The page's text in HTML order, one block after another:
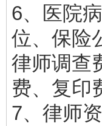
6、医院
位、保险
律师调查
费、复印
7、律师